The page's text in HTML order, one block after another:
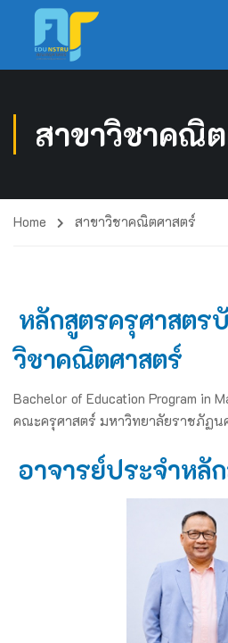
สาขาวิชาคณิ
Home สาขาวิชาคณิตศาสตร์
หลักสูตรครุศาสตร
วิชาคณิตศาสตร์
Bachelor of Education Program in
คณะครุศาสตร์ มหาวิทยาลัยราชภัฏน
อาจารย์ประจำหลั